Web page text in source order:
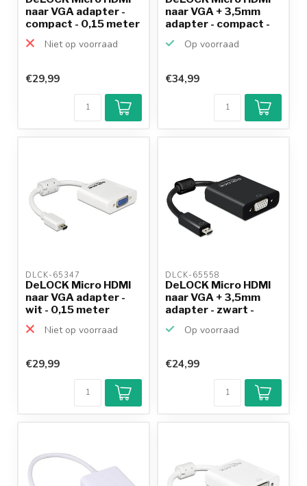
naar VGA adapter -
compact - 0,15 meter
Niet op voorraad
€29,99
naar VGA + 3,5mm
adapter - compact -
Op voorraad
€34,99
DLCK-65347
DeLOCK Micro HDMI
naar VGA adapter -
wit - 0,15 meter
Niet op voorraad
€29,99
DLCK-65558
DeLOCK Micro HDMI
naar VGA + 3,5mm
adapter - zwart -
Op voorraad
€24,99